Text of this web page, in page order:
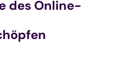
des Online-